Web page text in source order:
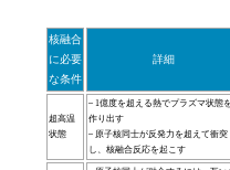
核融合
に必要
な条件
詳細
超高温
状態
– 1億度を超える熱でプラズマ状態を
作り出す
– 原子核同士が反発力を超えて衝突
し、核融合反応を起こす